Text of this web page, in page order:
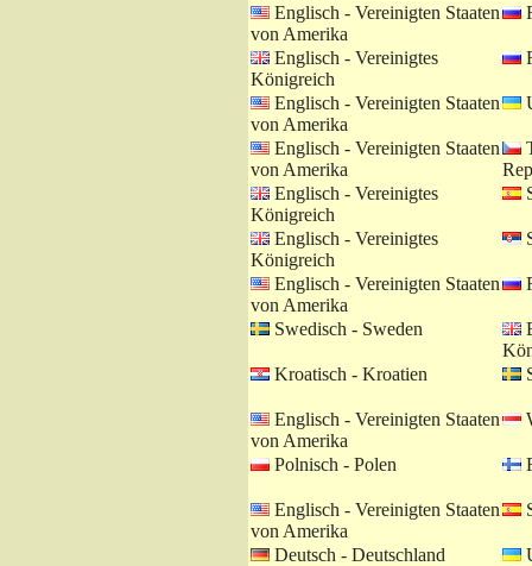
Englisch - Vereinigten Staaten
von Amerika
Englisch - Vereinigtes
Königreich
Englisch - Vereinigten Staaten
von Amerika
Englisch - Vereinigten Staaten
von Amerika
Englisch - Vereinigtes
Königreich
Englisch - Vereinigtes
Königreich
Englisch - Vereinigten Staaten
von Amerika
Swedisch - Sweden
Kroatisch - Kroatien
Englisch - Vereinigten Staaten
von Amerika
Polnisch - Polen
Englisch - Vereinigten Staaten
von Amerika
Deutsch - Deutschland